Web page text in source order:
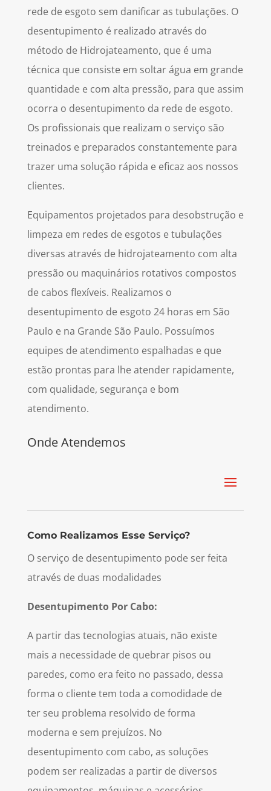
rede de esgoto sem danificar as tubulações. O
desentupimento é realizado através do
método de Hidrojateamento, que é uma
técnica que consiste em soltar água em grande
quantidade e com alta pressão, para que assim
ocorra o desentupimento da rede de esgoto.
Os profissionais que realizam o serviço são
treinados e preparados constantemente para
trazer uma solução rápida e eficaz aos nossos
clientes.
Equipamentos projetados para desobstrução e
limpeza em redes de esgotos e tubulações
diversas através de hidrojateamento com alta
pressão ou maquinários rotativos compostos
de cabos flexíveis. Realizamos o
desentupimento de esgoto 24 horas em São
Paulo e na Grande São Paulo. Possuímos
equipes de atendimento espalhadas e que
estão prontas para lhe atender rapidamente,
com qualidade, segurança e bom
atendimento.
Onde Atendemos
Como Realizamos Esse Serviço?
O serviço de desentupimento pode ser feita
através de duas modalidades
Desentupimento Por Cabo:
A partir das tecnologias atuais, não existe
mais a necessidade de quebrar pisos ou
paredes, como era feito no passado, dessa
forma o cliente tem toda a comodidade de
ter seu problema resolvido de forma
moderna e sem prejuízos. No
desentupimento com cabo, as soluções
podem ser realizadas a partir de diversos